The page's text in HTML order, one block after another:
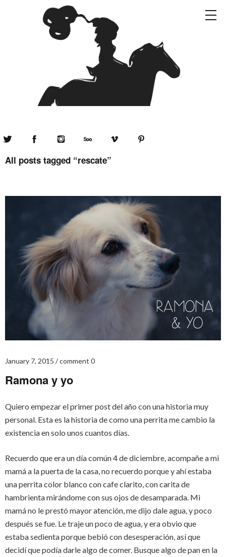
All posts tagged “rescate”
January 7, 2015 comment 0
Ramona y yo
Quiero empezar el primer post del año con una historia muy
personal. Esta es la historia de como una perrita me cambio la
existencia en solo unos cuantos días.
Recuerdo que era un día común 4 de diciembre, acompañe a mi
mamá a la puerta de la casa, no recuerdo porque y ahí estaba
una perrita color blanco con cafe clarito, con carita de
hambrienta mirándome con sus ojos de desamparada. Mi
mamá no le prestó mayor atención, me dijo dale agua, y poco
después se fue. Le traje un poco de agua, y era obvio que
estaba sedienta porque bebió con desesperación, así que
decidí que podía darle algo de comer. Busque algo de pan en la